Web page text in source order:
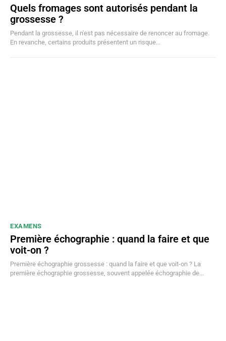
Quels fromages sont autorisés pendant la
grossesse ?
Pendant la grossesse, il n'est pas nécessaire de renoncer au fromage.
En revanche, certains produits présentent un risque...
EXAMENS
Première échographie : quand la faire et que
voit-on ?
Première échographie grossesse : quand la faire et que voit-on ? La
première échographie grossesse, souvent appelée échographie de...